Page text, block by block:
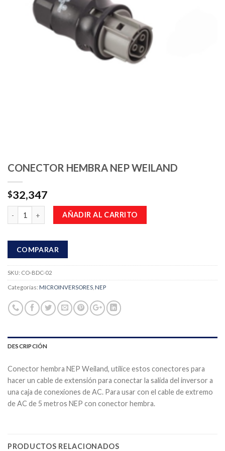
CONECTOR HEMBRA NEP WEILAND
$32,347
Cantidad AÑADIR AL CARRITO
COMPARAR
SKU: CO-BDC-02
Categorías: MICROINVERSORES NEP
DESCRIPCIÓN
Conector hembra NEP Weiland, utilice estos conectores para
hacer un cable de extensión para conectar la salida del inversor a
una caja de conexiones de AC. Para usar con el cable de extremo
de AC de 5 metros NEP con conector hembra.
PRODUCTOS RELACIONADOS